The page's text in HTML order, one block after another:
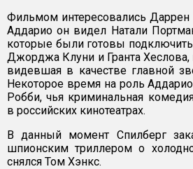
Фильмом интересовались
Аддарио он видел Натали
которые были готовы
Джорджа Клуни и Гранта Хеслова,
видевшая в качестве главной
Некоторое время на роль
Робби, чья криминальная
в российских кинотеатрах.
В данный момент Спилберг
шпионским триллером о
снялся Том Хэнкс.